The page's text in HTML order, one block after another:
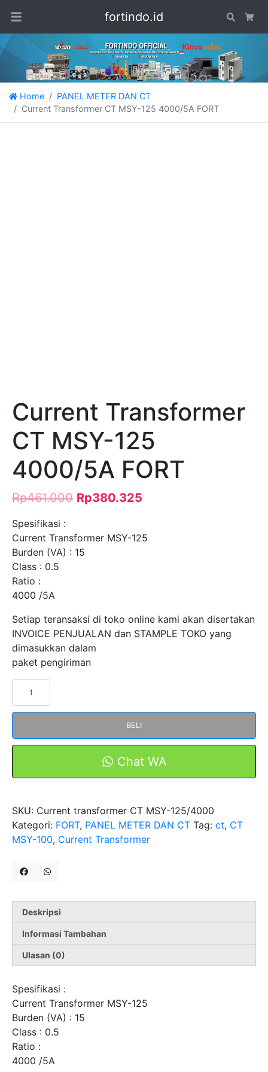
fortindo.id Search
Home
PANEL METER DAN CT
Current Transformer CT MSY-125 4000/5A FORT
Current Transformer
CT MSY-125
4000/5A FORT
Rp461.000 Rp380.325
Spesifikasi :
Current Transformer MSY-125
Burden (VA) : 15
Class : 0.5
Ratio :
4000 /5A
Setiap teransaksi di toko online kami akan disertakan
INVOICE PENJUALAN dan STAMPLE TOKO yang
dimasukkan dalam
paket pengiriman
Transformer
MSY-
BELI
Chat WA
SKU: Current transformer CT MSY-125/4000
Kategori: FORT, PANEL METER DAN CT Tag: ct, CT
MSY-100, Current Transformer
Deskripsi
Informasi Tambahan
Ulasan (0)
Spesifikasi :
Current Transformer MSY-125
Burden (VA) : 15
Class : 0.5
Ratio :
4000 /5A